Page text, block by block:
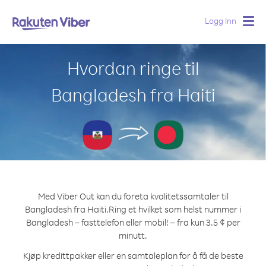
Logg Inn
Hvordan ringe til
Bangladesh fra Haiti
Med Viber Out kan du foreta kvalitetssamtaler til
Bangladesh fra Haiti.Ring et hvilket som helst nummer i
Bangladesh – fasttelefon eller mobil! – fra kun 3.5 ¢ per
minutt.
Kjøp kredittpakker eller en samtaleplan for å få de beste